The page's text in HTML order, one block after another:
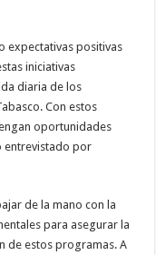
expectativas positivas
iniciativas
diaria de los
Con estos
oportunidades
entrevistado por
de la mano con la
para asegurar la
de estos programas. A